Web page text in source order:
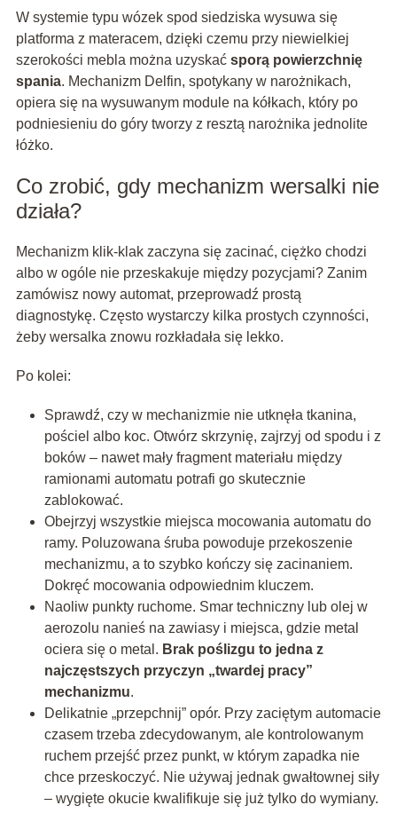
W systemie typu wózek spod siedziska wysuwa się
platforma z materacem, dzięki czemu przy niewielkiej
szerokości mebla można uzyskać sporą powierzchnię
spania. Mechanizm Delfin, spotykany w narożnikach,
opiera się na wysuwanym module na kółkach, który po
podniesieniu do góry tworzy z resztą narożnika jednolite
łóżko.
Co zrobić, gdy mechanizm wersalki nie
działa?
Mechanizm klik-klak zaczyna się zacinać, ciężko chodzi
albo w ogóle nie przeskakuje między pozycjami? Zanim
zamówisz nowy automat, przeprowadź prostą
diagnostykę. Często wystarczy kilka prostych czynności,
żeby wersalka znowu rozkładała się lekko.
Po kolei:
Sprawdź, czy w mechanizmie nie utknęła tkanina,
pościel albo koc. Otwórz skrzynię, zajrzyj od spodu i z
boków – nawet mały fragment materiału między
ramionami automatu potrafi go skutecznie
zablokować.
Obejrzyj wszystkie miejsca mocowania automatu do
ramy. Poluzowana śruba powoduje przekoszenie
mechanizmu, a to szybko kończy się zacinaniem.
Dokręć mocowania odpowiednim kluczem.
Naoliw punkty ruchome. Smar techniczny lub olej w
aerozolu nanieś na zawiasy i miejsca, gdzie metal
ociera się o metal. Brak poślizgu to jedna z
najczęstszych przyczyn „twardej pracy”
mechanizmu.
Delikatnie „przepchnij” opór. Przy zaciętym automacie
czasem trzeba zdecydowanym, ale kontrolowanym
ruchem przejść przez punkt, w którym zapadka nie
chce przeskoczyć. Nie używaj jednak gwałtownej siły
– wygięte okucie kwalifikuje się już tylko do wymiany.